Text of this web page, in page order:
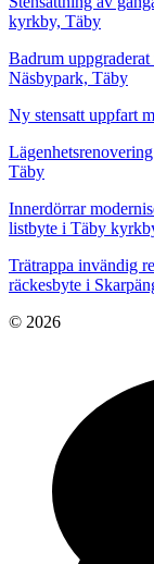
kyrkby, Täby
Badrum
Näsbypark, Täby
Ny stensatt uppfart
Täby
Innerdörrar
listbyte i Täby
Trätrappa invändig
räckesbyte i
© 2026